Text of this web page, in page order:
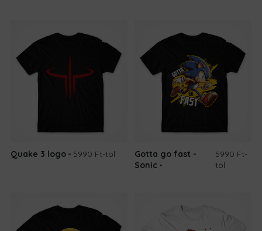
Quake 3 logo 5990 Ft-tól
Gotta go fast -
Sonic
5990 Ft-
tól